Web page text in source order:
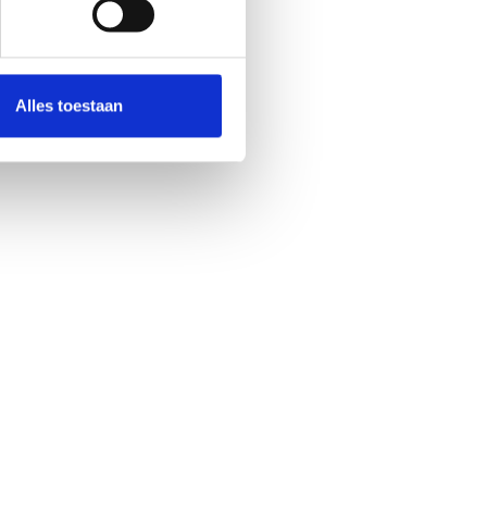
Alles toestaan